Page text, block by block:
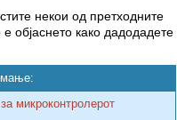
некои од претходните
е објаснето како дадодадете
микроконтролерот